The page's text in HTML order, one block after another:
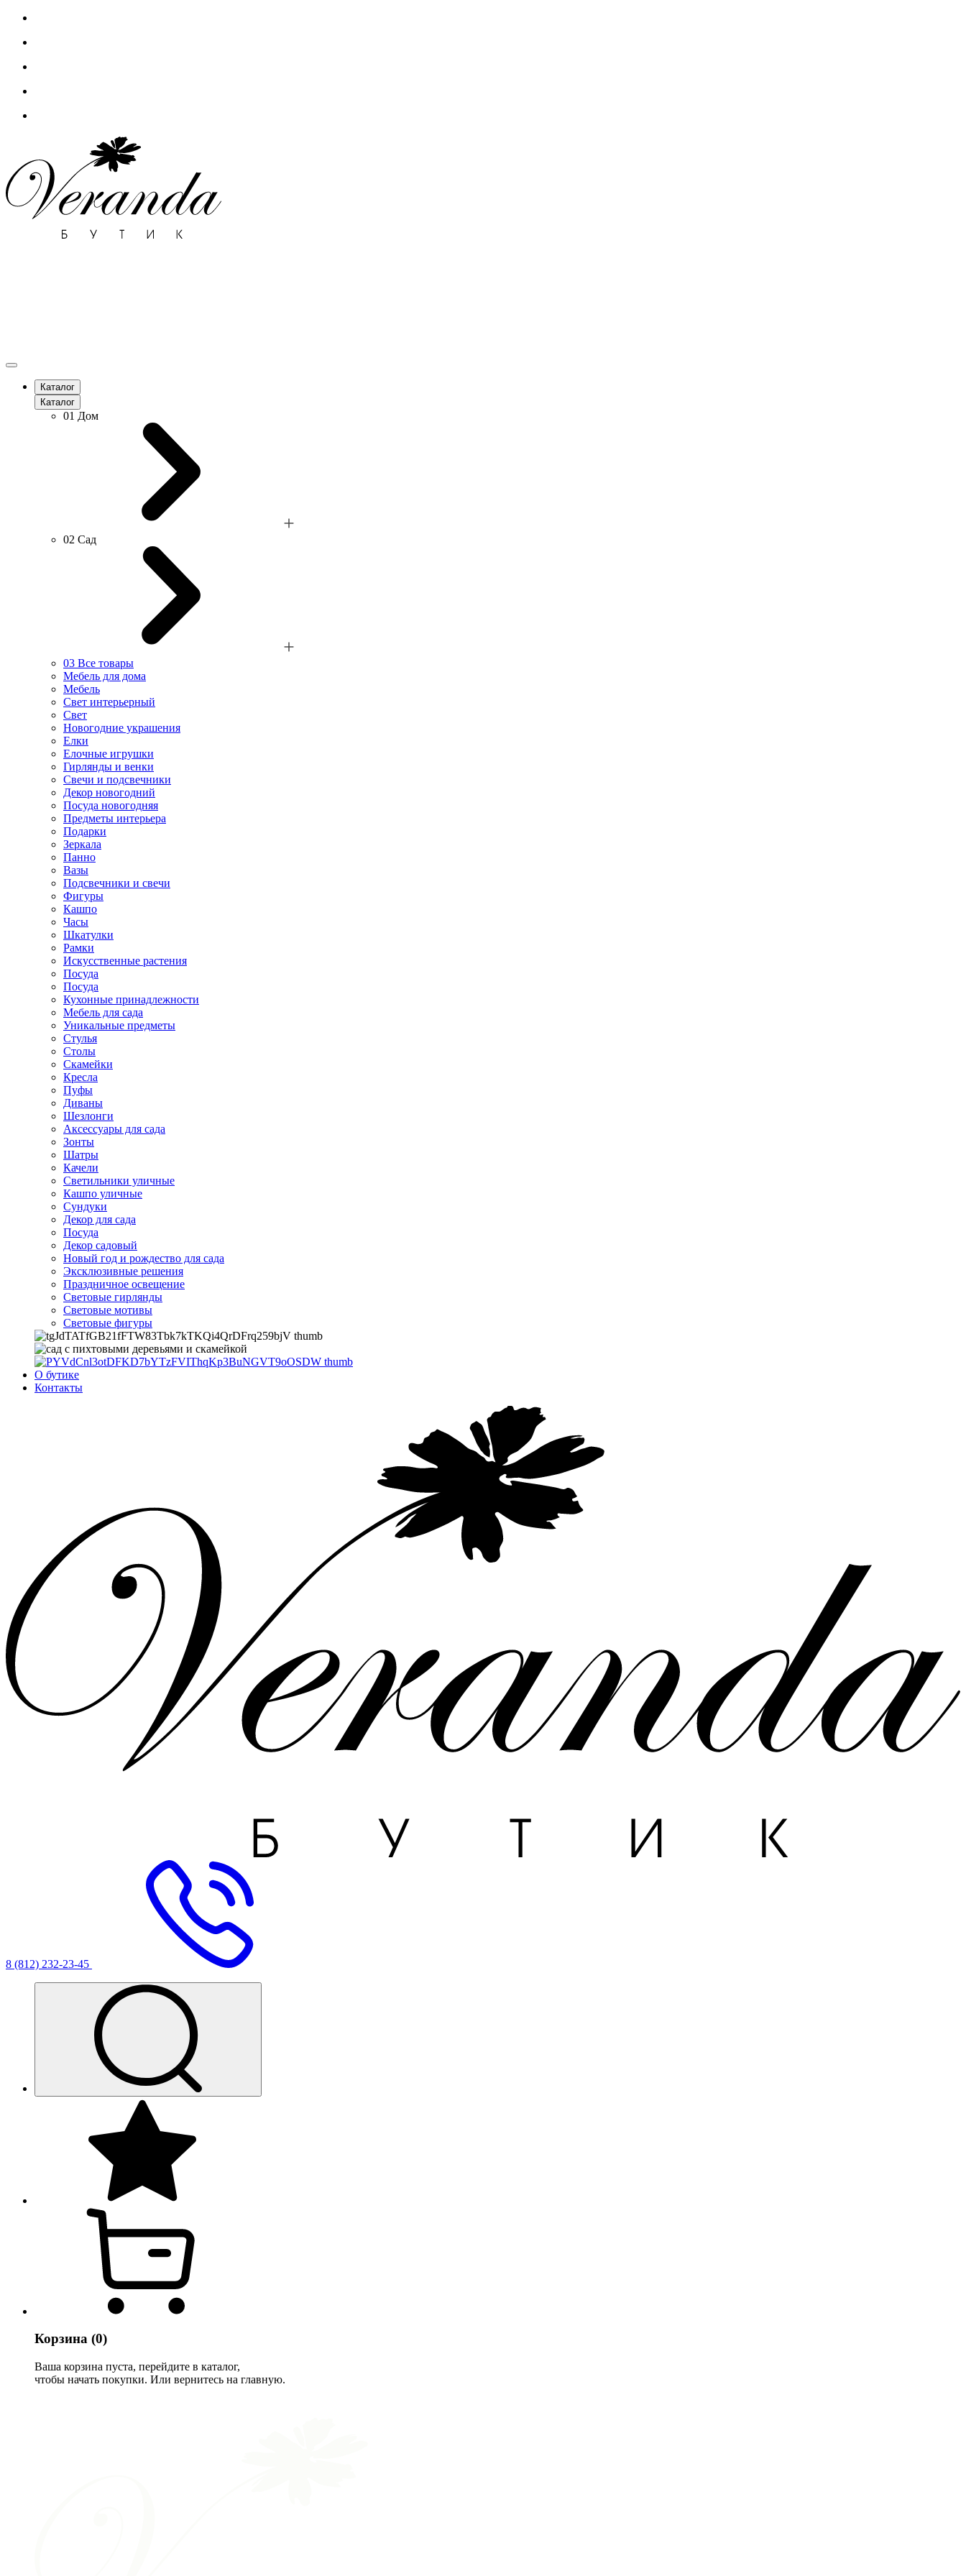
Каталог
Каталог
01 Дом
02 Сад
03 Все товары
Мебель для дома
Мебель
Свет интерьерный
Свет
Новогодние украшения
Елки
Елочные игрушки
Гирлянды и венки
Свечи и подсвечники
Декор новогодний
Посуда новогодняя
Предметы интерьера
Подарки
Зеркала
Панно
Вазы
Подсвечники и свечи
Фигуры
Кашпо
Часы
Шкатулки
Рамки
Искусственные растения
Посуда
Посуда
Кухонные принадлежности
Мебель для сада
Уникальные предметы
Стулья
Столы
Скамейки
Кресла
Пуфы
Диваны
Шезлонги
Аксессуары для сада
Зонты
Шатры
Качели
Cветильники уличные
Кашпо уличные
Сундуки
Декор для сада
Посуда
Декор садовый
Новый год и рождество для сада
Эксклюзивные решения
Праздничное освещение
Световые гирлянды
Световые мотивы
Световые фигуры
О бутике
Контакты
8 (812) 232-23-45
Корзина (0)
Ваша корзина пуста, перейдите в каталог,
чтобы начать покупки. Или вернитесь на главную.